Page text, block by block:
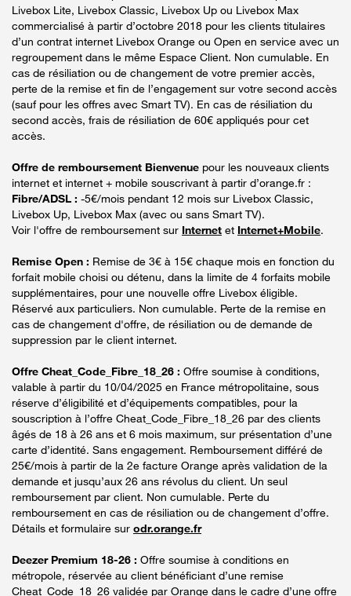
Livebox Lite, Livebox Classic, Livebox Up ou Livebox Max
commercialisé à partir d’octobre 2018 pour les clients titulaires
d’un contrat internet Livebox Orange ou Open en service avec un
regroupement dans le même Espace Client. Non cumulable. En
cas de résiliation ou de changement de votre premier accès,
perte de la remise et fin de l’engagement sur votre second accès
(sauf pour les offres avec Smart TV). En cas de résiliation du
second accès, frais de résiliation de 60€ appliqués pour cet
accès.
Offre de remboursement Bienvenue pour les nouveaux clients
internet et internet + mobile souscrivant à partir d’orange.fr :
Fibre/ADSL : -5€/mois pendant 12 mois sur Livebox Classic,
Livebox Up, Livebox Max (avec ou sans Smart TV).
Voir l'offre de remboursement sur Internet et Internet+Mobile.
Remise Open : Remise de 3€ à 15€ chaque mois en fonction du
forfait mobile choisi ou détenu, dans la limite de 4 forfaits mobile
supplémentaires, pour une nouvelle offre Livebox éligible.
Réservé aux particuliers. Non cumulable. Perte de la remise en
cas de changement d'offre, de résiliation ou de demande de
suppression par le client internet.
Offre Cheat_Code_Fibre_18_26 : Offre soumise à conditions,
valable à partir du 10/04/2025 en France métropolitaine, sous
réserve d’éligibilité et d’équipements compatibles, pour la
souscription à l’offre Cheat_Code_Fibre_18_26 par des clients
âgés de 18 à 26 ans et 6 mois maximum, sur présentation d’une
carte d’identité. Sans engagement. Remboursement différé de
25€/mois à partir de la 2e facture Orange après validation de la
demande et jusqu’aux 26 ans révolus du client. Un seul
remboursement par client. Non cumulable. Perte du
remboursement en cas de résiliation ou de changement d’offre.
Détails et formulaire sur odr.orange.fr
Deezer Premium 18-26 : Offre soumise à conditions en
métropole, réservée au client bénéficiant d’une remise
Cheat_Code_18_26 validée par Orange dans le cadre d’une offre